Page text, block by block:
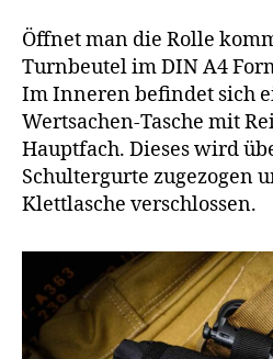
Öffnet man die Rolle
Turnbeutel im DIN A4
Im Inneren befindet sich
Wertsachen-Tasche mit
Hauptfach. Dieses wird
Schultergurte zugezogen
Klettlasche verschlossen.